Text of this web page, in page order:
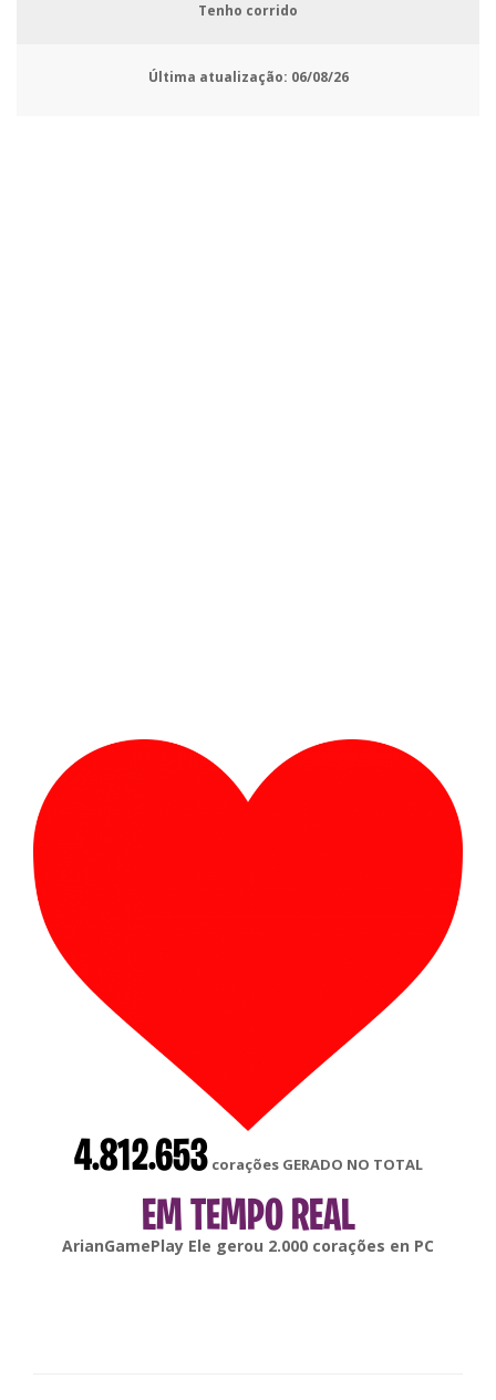
Tenho corrido
Última atualização: 06/08/26
4.812.653 corações GERADO NO TOTAL
EM TEMPO REAL
gonsabellaEle gerou6.000corações enAndroid